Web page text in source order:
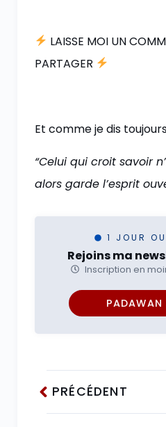
LAISSE MOI UN
PARTAGER
Et comme je dis
“Celui qui croit savoir
alors garde l’esprit
1 JOUR
Rejoins ma
Inscription en
PADAWAN
PRÉCÉDENT